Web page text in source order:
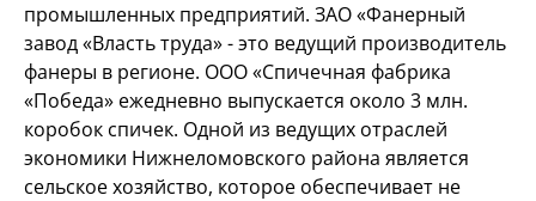
промышленных предприятий. ЗАО «Фанерный
завод «Власть труда» - это ведущий производитель
фанеры в регионе. ООО «Спичечная фабрика
«Победа» ежедневно выпускается около 3 млн.
коробок спичек. Одной из ведущих отраслей
экономики Нижнеломовского района является
сельское хозяйство, которое обеспечивает не